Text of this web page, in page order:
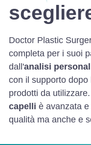
Doctor Plastic
completa per i suoi
dall'analisi
con il supporto
prodotti da
capelli è avanzata
qualità ma anche e